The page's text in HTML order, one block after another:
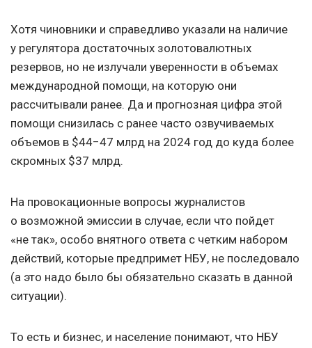
Хотя чиновники и справедливо указали на наличие
у регулятора достаточных золотовалютных
резервов, но не излучали уверенности в объемах
международной помощи, на которую они
рассчитывали ранее. Да и прогнозная цифра этой
помощи снизилась с ранее часто озвучиваемых
объемов в $44−47 млрд на 2024 год до куда более
скромных $37 млрд.
На провокационные вопросы журналистов
о возможной эмиссии в случае, если что пойдет
«не так», особо внятного ответа с четким набором
действий, которые предпримет НБУ, не последовало
(а это надо было бы обязательно сказать в данной
ситуации).
То есть и бизнес, и население понимают, что НБУ